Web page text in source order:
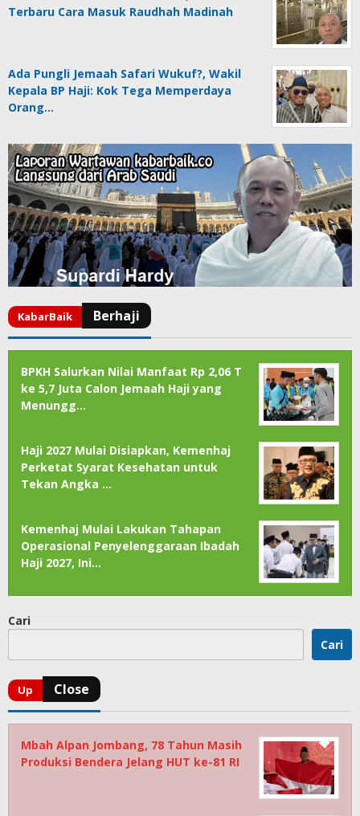
Terbaru Cara Masuk Raudhah Madinah
Ada Pungli Jemaah Safari Wukuf?, Wakil
Kepala BP Haji: Kok Tega Memperdaya
Orang…
BPKH Salurkan Nilai Manfaat Rp 2,06 T
ke 5,7 Juta Calon Jemaah Haji yang
Menungg…
Haji 2027 Mulai Disiapkan, Kemenhaj
Perketat Syarat Kesehatan untuk
Tekan Angka …
Kemenhaj Mulai Lakukan Tahapan
Operasional Penyelenggaraan Ibadah
Haji 2027, Ini…
Cari
Cari
Mbah Alpan Jombang, 78 Tahun Masih
Produksi Bendera Jelang HUT ke-81 RI